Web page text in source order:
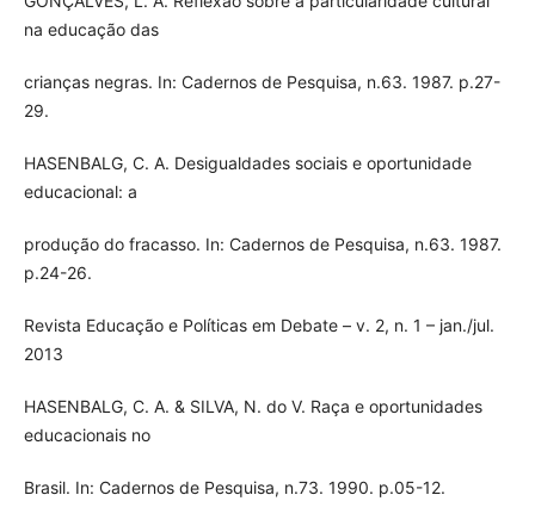
na educação das
crianças negras. In: Cadernos de Pesquisa, n.63. 1987. p.27-
29.
HASENBALG, C. A. Desigualdades sociais e oportunidade
educacional: a
produção do fracasso. In: Cadernos de Pesquisa, n.63. 1987.
p.24-26.
Revista Educação e Políticas em Debate – v. 2, n. 1 – jan./jul.
2013
HASENBALG, C. A. & SILVA, N. do V. Raça e oportunidades
educacionais no
Brasil. In: Cadernos de Pesquisa, n.73. 1990. p.05-12.